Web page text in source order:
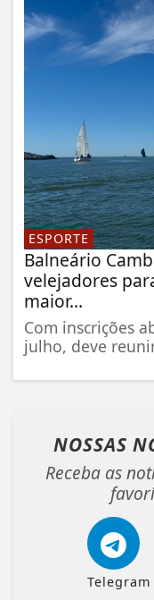
ESPORTE
Balneário
velejadores
maior...
Com inscrições
julho, deve
NOSSAS
Receba as
Telegram